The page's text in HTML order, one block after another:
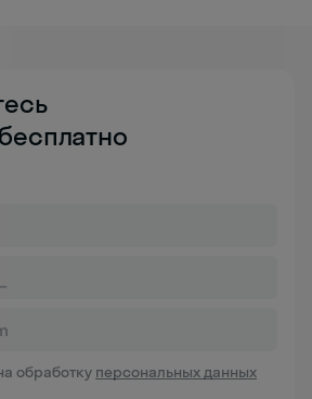
обработку персональных данных